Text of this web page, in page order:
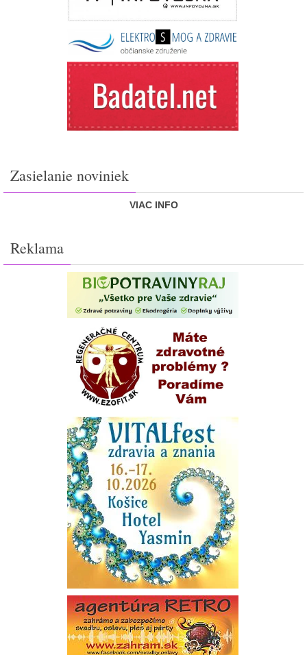
Zasielanie noviniek
VIAC INFO
Reklama